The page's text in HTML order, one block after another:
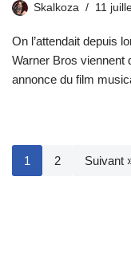
Skalkoza 11
On l’attendait depuis
Warner Bros viennent
annonce du film
1 2 Suivant